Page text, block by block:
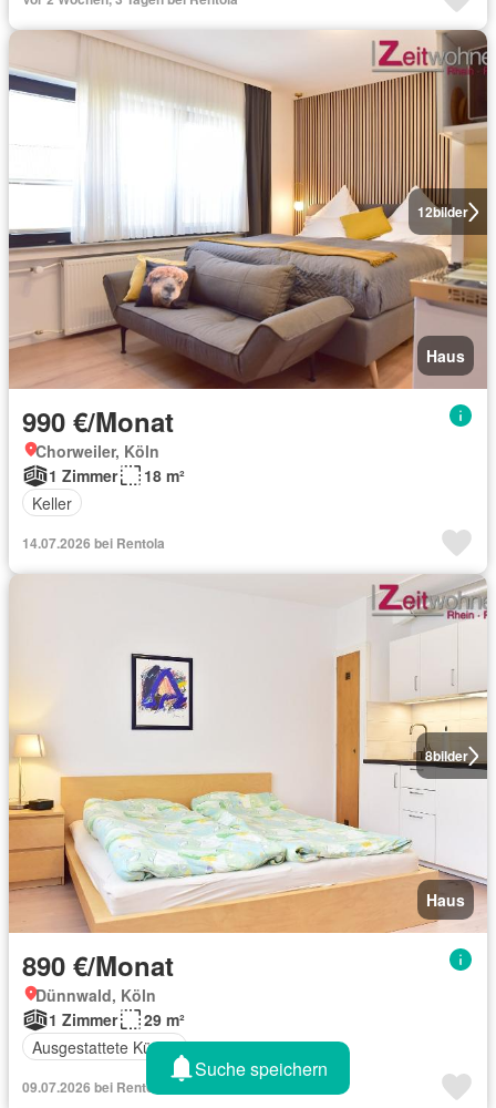
12bilder
Haus
990 €/Monat
Chorweiler, Köln
1 Zimmer
18 m²
Keller
14.07.2026 bei Rentola
8bilder
Haus
890 €/Monat
Dünnwald, Köln
1 Zimmer
29 m²
Ausgestattete Küche
09.07.2026 bei Rentola
Suche speichern